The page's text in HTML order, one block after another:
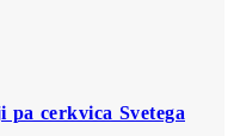
pa cerkvica Svetega